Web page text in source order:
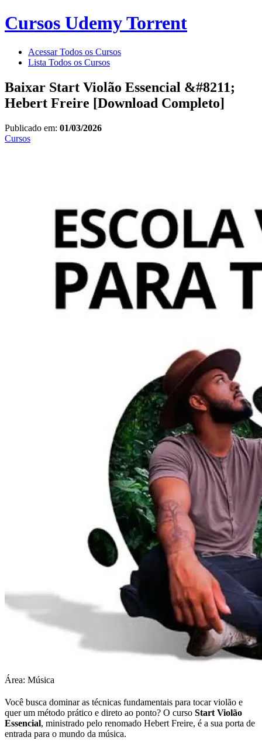
Cursos Udemy Torrent
Acessar Todos os Cursos
Lista Todos os Cursos
Baixar Start Violão Essencial &#8211;
Hebert Freire [Download Completo]
Publicado em: 01/03/2026
Cursos
Área: Música
Você busca dominar as técnicas fundamentais para tocar violão e
quer um método prático e direto ao ponto? O curso Start Violão
Essencial, ministrado pelo renomado Hebert Freire, é a sua porta de
entrada para o mundo da música.